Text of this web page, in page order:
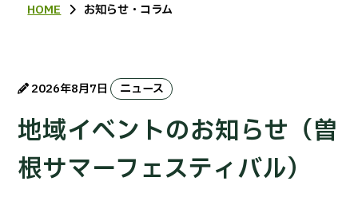
HOME お知らせ・コラム
2026年8月7日 ニュース
地域イベントのお知らせ（曽
根サマーフェスティバル）